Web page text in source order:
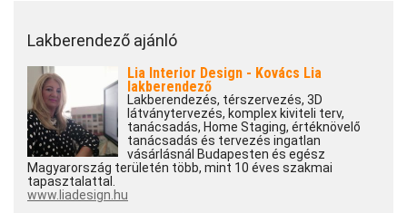
Lakberendező ajánló
Lia Interior Design - Kovács Lia
lakberendező
Lakberendezés, térszervezés, 3D
látványtervezés, komplex kiviteli terv,
tanácsadás, Home Staging, értéknövelő
tanácsadás és tervezés ingatlan
vásárlásnál Budapesten és egész
Magyarország területén több, mint 10 éves szakmai
tapasztalattal.
www.liadesign.hu